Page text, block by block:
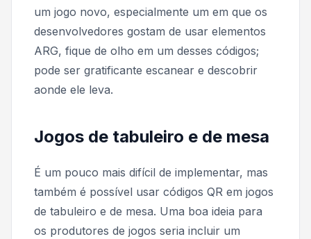
um jogo novo, especialmente um em que os
desenvolvedores gostam de usar elementos
ARG, fique de olho em um desses códigos;
pode ser gratificante escanear e descobrir
aonde ele leva.
Jogos de tabuleiro e de mesa
É um pouco mais difícil de implementar, mas
também é possível usar códigos QR em jogos
de tabuleiro e de mesa. Uma boa ideia para
os produtores de jogos seria incluir um